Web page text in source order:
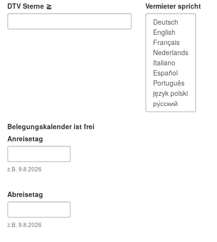
DTV Sterne ≧
Vermieter spricht
Belegungskalender ist frei
Anreisetag
Datum
z.B. 9.8.2026
Abreisetag
Datum
z.B. 9.8.2026